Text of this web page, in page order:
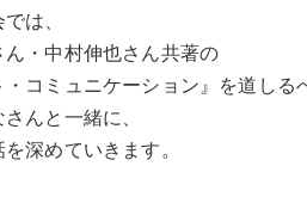
は、
・中村伸也さん共著の
・コミュニケーション』を道しる
んと一緒に、
深めていきます。